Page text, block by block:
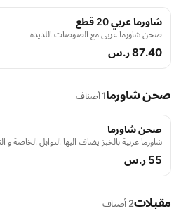
شاورما عربي 20 قطع
صحن شاورما عربي مع الصوصات اللذيذة
87.40 ر.س
صحن شاورما1 أصناف
صحن شاورما
شاورما عربية بالخبز يضاف اليها التوابل الخاصة و
55 ر.س
مقبلات2 أصناف